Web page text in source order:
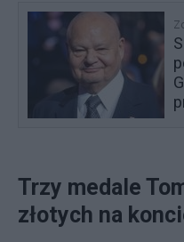
Trzy medale
złotych na